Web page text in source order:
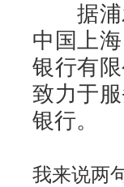
据浦发
中国上
银行有
致力于
银行。
我来说两